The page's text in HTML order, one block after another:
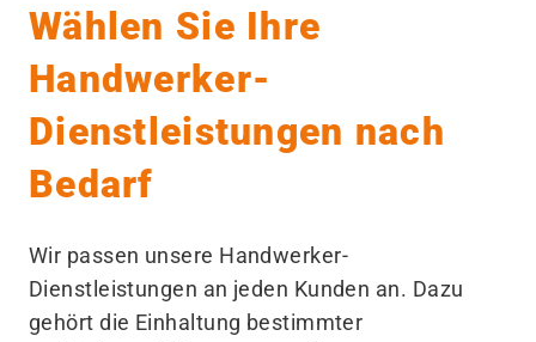
Wählen Sie Ihre
Handwerker-
Dienstleistungen nach
Bedarf
Wir passen unsere Handwerker-
Dienstleistungen an jeden Kunden an. Dazu
gehört die Einhaltung bestimmter